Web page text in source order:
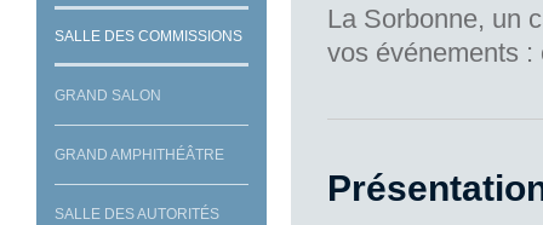
SALLE DES COMMISSIONS
GRAND SALON
GRAND AMPHITHÉÂTRE
SALLE DES AUTORITÉS
La Sorbonne, un
vos événements